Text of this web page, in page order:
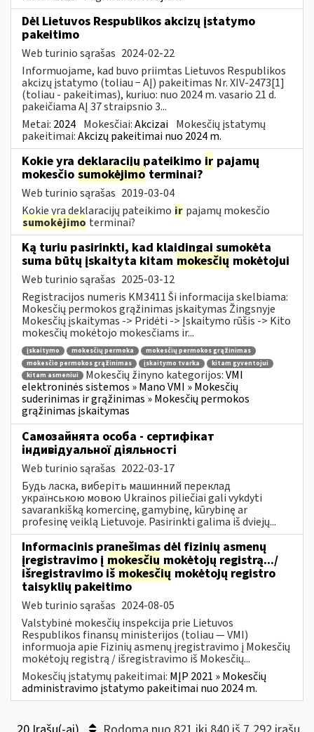
Dėl Lietuvos Respublikos akcizų įstatymo
pakeitimo
Web turinio sąrašas 2024-02-22
Informuojame, kad buvo priimtas Lietuvos Respublikos
akcizų įstatymo (toliau − AĮ) pakeitimas Nr. XIV-2473[1]
(toliau - pakeitimas), kuriuo: nuo 2024 m. vasario 21 d.
pakeičiama AĮ 37 straipsnio 3...
Metai: 2024 Mokesčiai:Akcizai Mokesčių įstatymų
pakeitimai:Akcizų pakeitimai nuo 2024 m.
Kokie yra deklaracijų pateikimo ir pajamų
mokesčio sumokėjimo terminai?
Web turinio sąrašas 2019-03-04
Kokie yra deklaracijų pateikimo ir pajamų mokesčio
sumokėjimo terminai?
Ką turiu pasirinkti, kad klaidingai sumokėta
suma būtų įskaityta kitam mokesčių mokėtojui
Web turinio sąrašas 2025-03-12
Registracijos numeris KM3411 Ši informacija skelbiama:
Mokesčių permokos grąžinimas įskaitymas Žingsnyje
Mokesčių įskaitymas -> Pridėti -> Įskaitymo rūšis -> Kito
mokesčių mokėtojo mokesčiams ir...
įskaitymo mokesčių permoka
mokesčių permokos grąžinimas
mokesčio permokos grąžinimas
įskaitymo tvarka
kitam gyventojui
kitam asmeniui
Mokesčių žinyno kategorijos:VMI
elektroninės sistemos » Mano VMI » Mokesčių
suderinimas ir grąžinimas » Mokesčių permokos
grąžinimas įskaitymas
Самозайнята особа - сертифікат
індивідуальної діяльності
Web turinio sąrašas 2022-03-17
Будь ласка, виберіть машинний переклад
українською мовою Ukrainos piliečiai gali vykdyti
savarankišką komercinę, gamybinę, kūrybinę ar
profesinę veiklą Lietuvoje. Pasirinkti galima iš dviejų...
Informacinis pranešimas dėl fizinių asmenų
įregistravimo į mokesčių mokėtojų registrą.../
išregistravimo išmokesčių mokėtojų registro
taisyklių pakeitimo
Web turinio sąrašas 2024-08-05
Valstybinė mokesčių inspekcija prie Lietuvos
Respublikos finansų ministerijos (toliau — VMI)
informuoja apie Fizinių asmenų įregistravimo į Mokesčių
mokėtojų registrą / išregistravimo iš Mokesčių...
Mokesčių įstatymų pakeitimai: MĮP 2021 » Mokesčių
administravimo įstatymo pakeitimai nuo 2024 m.